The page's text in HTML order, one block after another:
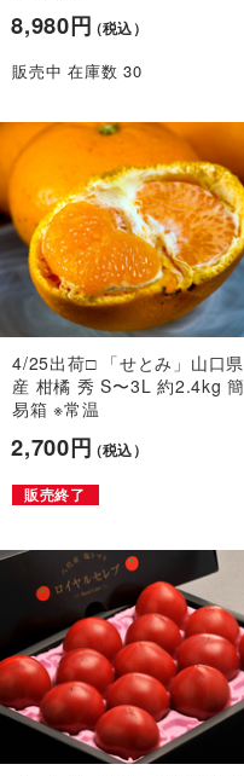
8,980円（税込）
販売中 在庫数 30
4/25出荷□ 「せとみ」山口県
産 柑橘 秀 S〜3L 約2.4kg 簡
易箱 ※常温
2,700円（税込）
販売終了